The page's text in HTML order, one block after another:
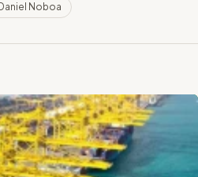
Daniel Noboa